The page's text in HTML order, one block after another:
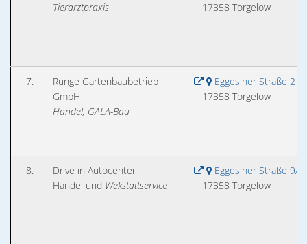
Tierarztpraxis
17358 Torgelow
7.
Runge Gartenbaubetrieb
GmbH
Handel, GALA-Bau
Eggesiner Straße 2
17358 Torgelow
8.
Drive in Autocenter
Handel und Wekstattservice
Eggesiner Straße 9A
17358 Torgelow